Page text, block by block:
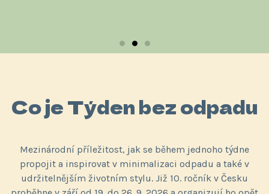
Sleduj, co se děje ve
světě zero waste
Jdi na Zerowasters
Co je Týden bez odpadu
Mezinárodní příležitost, jak se během jednoho týdne
propojit a inspirovat v minimalizaci odpadu a také v
udržitelnějším životním stylu. Již 10. ročník v Česku